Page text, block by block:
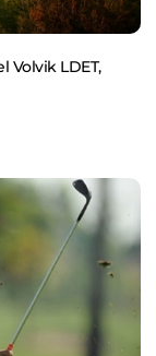
Volvik LDET,